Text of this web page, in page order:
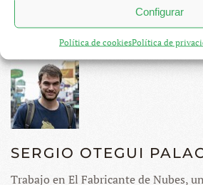
Configurar
Política de cookiesPolítica de
SERGIO OTEGUI
Trabajo en El Fabricante de Nubes,